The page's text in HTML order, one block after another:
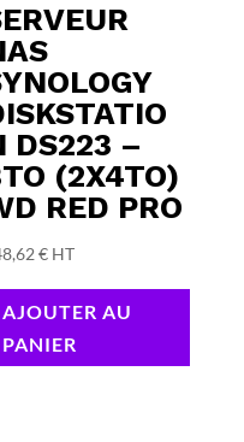
DS223 –
(2X4TO)
RED PRO
€ HT
AJOUTER AU
PANIER